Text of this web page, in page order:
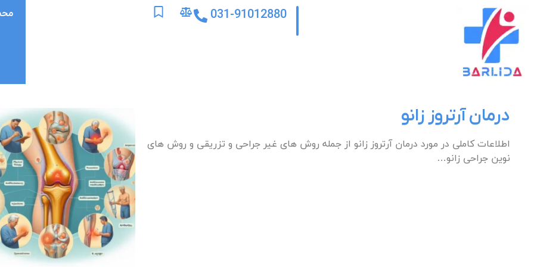
031-91012880
درمان آرتروز زانو
اطلاعات کاملی در مورد درمان آرتروز زانو از جمله روش های غیر جراحی و تزریقی و روش های
نوین جراحی زانو…